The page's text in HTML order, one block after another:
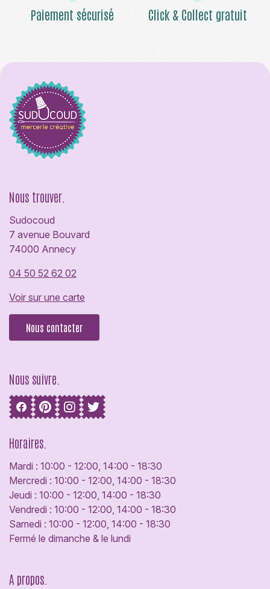
Paiement sécurisé Click & Collect gratuit
Nous trouver.
Sudocoud
7 avenue Bouvard
74000 Annecy
04 50 52 62 02
Voir sur une carte
Nous contacter
Nous suivre.
Horaires.
Mardi : 10:00 - 12:00, 14:00 - 18:30
Mercredi : 10:00 - 12:00, 14:00 - 18:30
Jeudi : 10:00 - 12:00, 14:00 - 18:30
Vendredi : 10:00 - 12:00, 14:00 - 18:30
Samedi : 10:00 - 12:00, 14:00 - 18:30
Fermé le dimanche & le lundi
A propos.